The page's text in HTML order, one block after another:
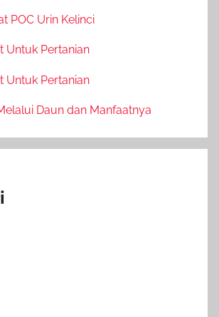
POC Urin Kelinci
Untuk Pertanian
Untuk Pertanian
Daun dan Manfaatnya